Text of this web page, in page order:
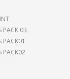
PACK 03
PACK01
PACK02